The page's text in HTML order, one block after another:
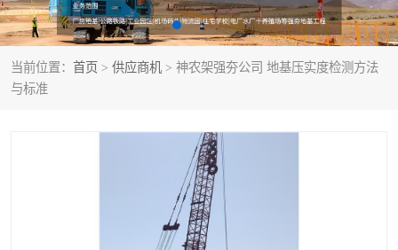
当前位置： 首页 > 供应商机 > 神农架强夯公司 地基压实度检测方法
与标准
强夯队伍